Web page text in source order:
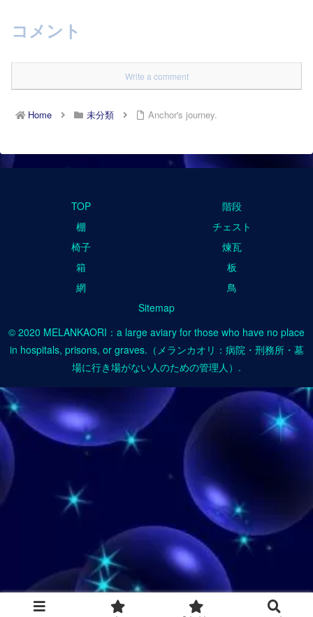
コメント
Write a comment
Home 未分類 Anchor's journey.
TOP
階段
棚
チェスト
椅子
煉瓦
箱
板
網
鳥
Sitemap
© 2020 MELANKAORI：a large aviary for those who have no place
in hospitals, prisons, or graves.（メランカオリ：病院・刑務所・墓
場に行き場がない人のための管理人）.